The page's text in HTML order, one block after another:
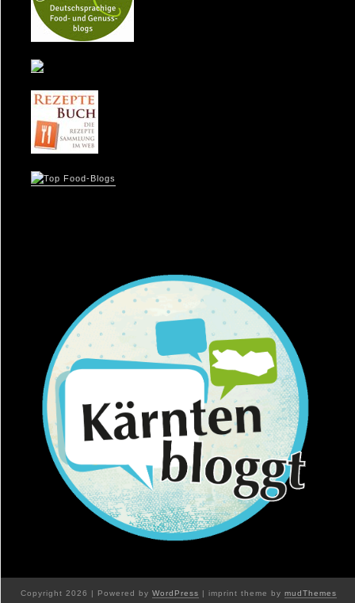
Copyright 2026 | Powered by WordPress | imprint theme by mudThemes